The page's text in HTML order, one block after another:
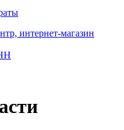
интернет-магазин